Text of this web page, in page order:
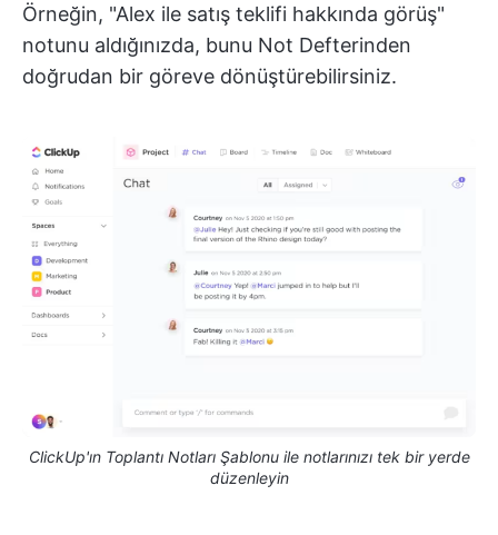
Örneğin, "Alex ile satış teklifi hakkında görüş"
notunu aldığınızda, bunu Not Defterinden
doğrudan bir göreve dönüştürebilirsiniz.
ClickUp'ın Toplantı Notları Şablonu ile notlarınızı tek bir yerde
düzenleyin